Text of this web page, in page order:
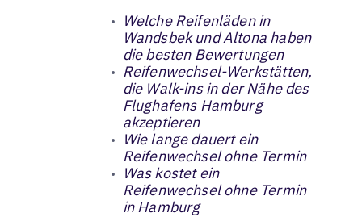
Welche Reifenläden in
Wandsbek und Altona haben
die besten Bewertungen
Reifenwechsel-Werkstätten,
die Walk-ins in der Nähe des
Flughafens Hamburg
akzeptieren
Wie lange dauert ein
Reifenwechsel ohne Termin
Was kostet ein
Reifenwechsel ohne Termin
in Hamburg